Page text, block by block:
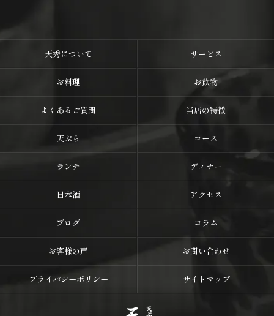
天秀について サービス
お料理 お飲物
よくあるご質問 当店の特徴
天ぷら コース
ランチ ディナー
日本酒 アクセス
ブログ コラム
お客様の声 お問い合わせ
プライバシーポリシー サイトマップ